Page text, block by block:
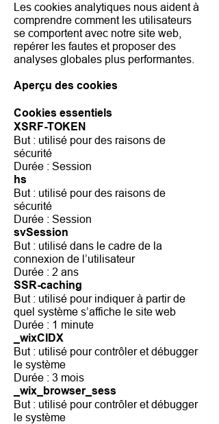
Les cookies analytiques nous aident à
comprendre comment les utilisateurs
se comportent avec notre site web,
repérer les fautes et proposer des
analyses globales plus performantes.
Aperçu des cookies
Cookies essentiels
XSRF-TOKEN
But : utilisé pour des raisons de
sécurité
Durée : Session
hs
But : utilisé pour des raisons de
sécurité
Durée : Session
svSession
But : utilisé dans le cadre de la
connexion de l’utilisateur
Durée : 2 ans
SSR-caching
But : utilisé pour indiquer à partir de
quel système s’affiche le site web
Durée : 1 minute
_wixCIDX
But : utilisé pour contrôler et débugger
le système
Durée : 3 mois
_wix_browser_sess
But : utilisé pour contrôler et débugger
le système